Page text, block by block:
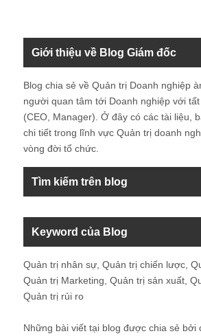
Giới thiệu về Blog Giám đốc
Blog chia sẻ về Quản trị Doanh nghiệp
người quan tâm tới Doanh nghiệp với
(CEO, Manager). Ở đây có các tài liệu,
chi tiết trong lĩnh vực Quản trị doanh
vòng đời tổ chức.
Tìm kiếm trên blog
Keyword của Blog
Quản trị nhân sự, Quản trị chiến lược,
Quản trị Marketing, Quản trị sản xuất,
Quản trị rủi ro
Những bài viết tại blog được chia sẻ bởi